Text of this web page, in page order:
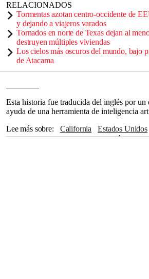
RELACIONADOS
Tormentas azotan centro-occidente de
y dejando a viajeros varados
Tornados en norte de Texas dejan al
destruyen múltiples viviendas
Los cielos más oscuros del mundo, bajo
de Atacama
Esta historia fue traducida del inglés por un
ayuda de una herramienta de inteligencia
Lee más sobre
California Estados Unidos